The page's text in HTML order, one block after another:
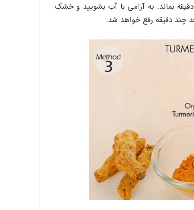
آن را خوب مخلوط کرده و روی صورت خود بمالید. بگذارید ۱۰ – ۱۵ دقیقه بماند. به آرامی با آب بشویید و خشک
چند دقیقه رفع خواهد شد.